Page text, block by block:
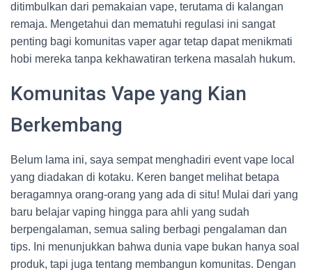
ditimbulkan dari pemakaian vape, terutama di kalangan
remaja. Mengetahui dan mematuhi regulasi ini sangat
penting bagi komunitas vaper agar tetap dapat menikmati
hobi mereka tanpa kekhawatiran terkena masalah hukum.
Komunitas Vape yang Kian
Berkembang
Belum lama ini, saya sempat menghadiri event vape local
yang diadakan di kotaku. Keren banget melihat betapa
beragamnya orang-orang yang ada di situ! Mulai dari yang
baru belajar vaping hingga para ahli yang sudah
berpengalaman, semua saling berbagi pengalaman dan
tips. Ini menunjukkan bahwa dunia vape bukan hanya soal
produk, tapi juga tentang membangun komunitas. Dengan